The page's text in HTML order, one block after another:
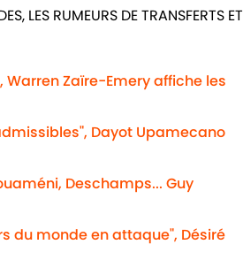
LES RUMEURS DE TRANSFERTS ET
Warren Zaïre-Emery affiche les
Dayot Upamecano
Deschamps... Guy
du monde en attaque", Désiré